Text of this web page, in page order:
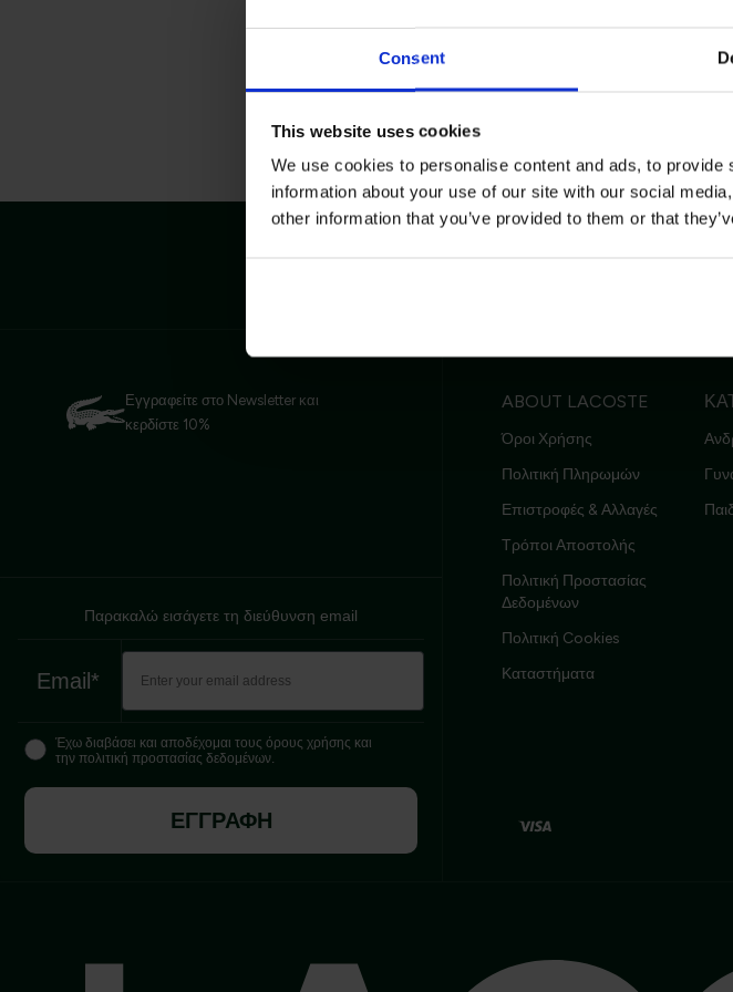
Consent
This website uses cookies
We use cookies to personalise content and ads, to
information about your use of our site with our social
other information that you’ve provided to them or that
Εγγραφείτε στο Newsletter και
κερδίστε 10%
Παρακαλώ εισάγετε τη διεύθυνση email
Email*
Έχω διαβάσει και αποδέχομαι τους όρους χρήσης και
την πολιτική προστασίας δεδομένων.
ΕΓΓΡΑΦΗ
ABOUT LACOSTE
Όροι Χρήσης
Πολιτική Πληρωμών
Επιστροφές & Αλλαγές
Τρόποι Αποστολής
Πολιτική Προστασίας
Δεδομένων
Πολιτική Cookies
Καταστήματα
Με